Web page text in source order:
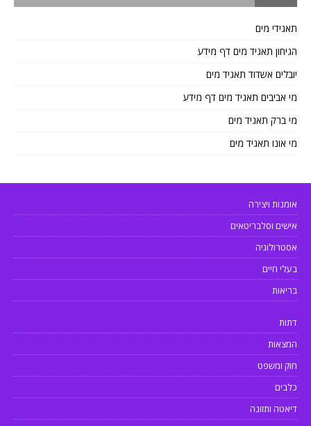
תאגידי מים
הגיחון תאגיד מים דף מידע
יובלים אשדוד תאגיד מים
מי אביבים תאגיד מים דף מידע
מי ברק תאגיד מים
מי אונו תאגיד מים
אומנות ויצירה
אישים וסלבריטאים
אסטרולוגיה
בעלי חיים
בריאות
דתות
המצאות
חוק ומשפט
כלבים
דיאטה ותזונה